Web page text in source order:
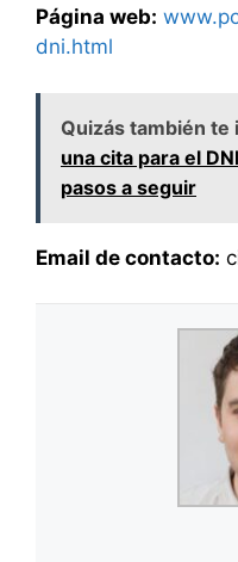
Página web:
dni.html
Quizás también te
una cita para el
pasos a seguir
Email de contacto: